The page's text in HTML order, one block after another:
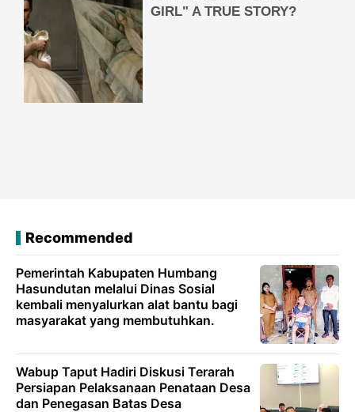
Recommended
Pemerintah Kabupaten Humbang
Hasundutan melalui Dinas Sosial
kembali menyalurkan alat bantu bagi
masyarakat yang membutuhkan.
Wabup Taput Hadiri Diskusi Terarah
Persiapan Pelaksanaan Penataan Desa
dan Penegasan Batas Desa